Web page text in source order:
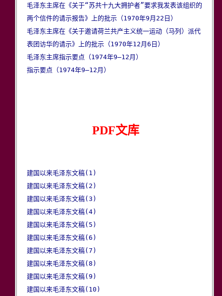
毛泽东主席在《关于“苏共十九大拥护者”要求我发表该组织的
两个信件的请示报告》上的批示（1970年9月22日）
毛泽东主席在《关于邀请荷兰共产主义统一运动（马列）派代
表团访华的请示》上的批示（1970年12月6日）
毛泽东主席指示要点（1974年9—12月）
指示要点（1974年9—12月）
PDF文库
建国以来毛泽东文稿(1)
建国以来毛泽东文稿(2)
建国以来毛泽东文稿(3)
建国以来毛泽东文稿(4)
建国以来毛泽东文稿(5)
建国以来毛泽东文稿(6)
建国以来毛泽东文稿(7)
建国以来毛泽东文稿(8)
建国以来毛泽东文稿(9)
建国以来毛泽东文稿(10)